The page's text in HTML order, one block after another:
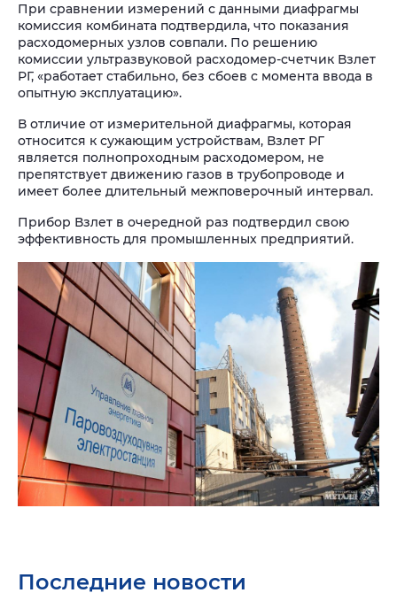
При сравнении измерений с данными диафрагмы
комиссия комбината подтвердила, что показания
расходомерных узлов совпали. По решению
комиссии ультразвуковой расходомер-счетчик Взлет
РГ, «работает стабильно, без сбоев с момента ввода в
опытную эксплуатацию».
В отличие от измерительной диафрагмы, которая
относится к сужающим устройствам, Взлет РГ
является полнопроходным расходомером, не
препятствует движению газов в трубопроводе и
имеет более длительный межповерочный интервал.
Прибор Взлет в очередной раз подтвердил свою
эффективность для промышленных предприятий.
Последние новости